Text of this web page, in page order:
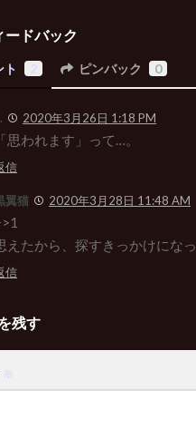
ードバック
ト ピンバック 0
2020年3月26日 1:18 PM
「思われます」って…。
信
翼猫 2020年3月28日 11:48 AM
えたから、探すきっかけにな
信
残す
※